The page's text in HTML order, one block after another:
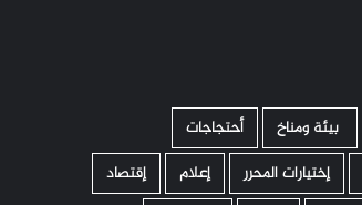
­ بيئة ومناخ
أحتجاجات
إختيارات المحرر إعلام
إقتصاد